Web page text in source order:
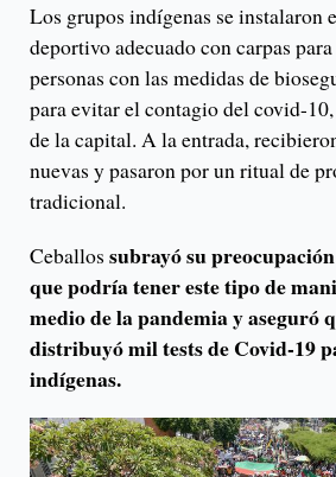
Los grupos indígenas se instalaron
deportivo adecuado con carpas
personas con las medidas de
para evitar el contagio del covid-
de la capital. A la entrada,
nuevas y pasaron por un ritual de
tradicional.
Ceballos subrayó su
que podría tener este tipo de
medio de la pandemia y aseguró
distribuyó mil tests de Covid-19
indígenas.